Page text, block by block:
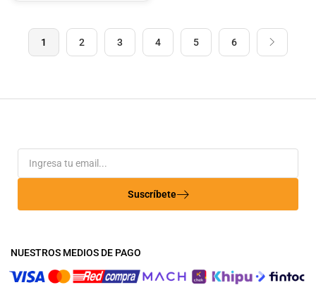
1 2 3 4 5 6
Suscríbete
NUESTROS MEDIOS DE PAGO